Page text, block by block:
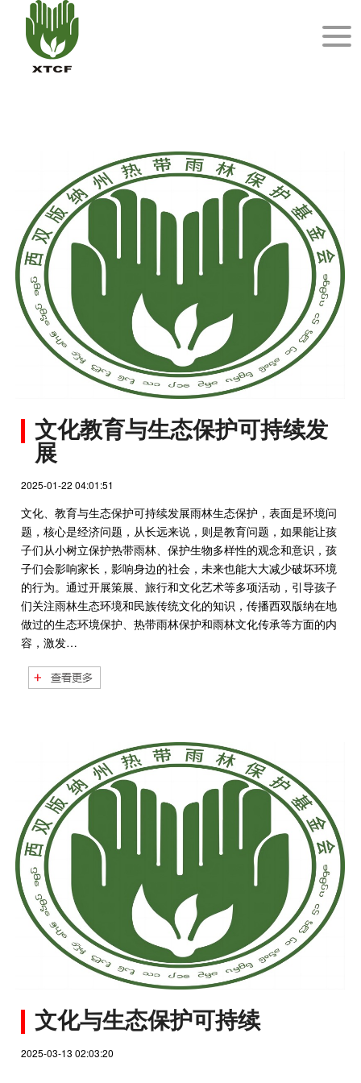
文化教育与生态保护可持续发
展
2025-01-22 04:01:51
文化、教育与生态保护可持续发展雨林生态保护，表面是环境问
题，核心是经济问题，从长远来说，则是教育问题，如果能让孩
子们从小树立保护热带雨林、保护生物多样性的观念和意识，孩
子们会影响家长，影响身边的社会，未来也能大大减少破坏环境
的行为。通过开展策展、旅行和文化艺术等多项活动，引导孩子
们关注雨林生态环境和民族传统文化的知识，传播西双版纳在地
做过的生态环境保护、热带雨林保护和雨林文化传承等方面的内
容，激发…
文化与生态保护可持续
2025-03-13 02:03:20